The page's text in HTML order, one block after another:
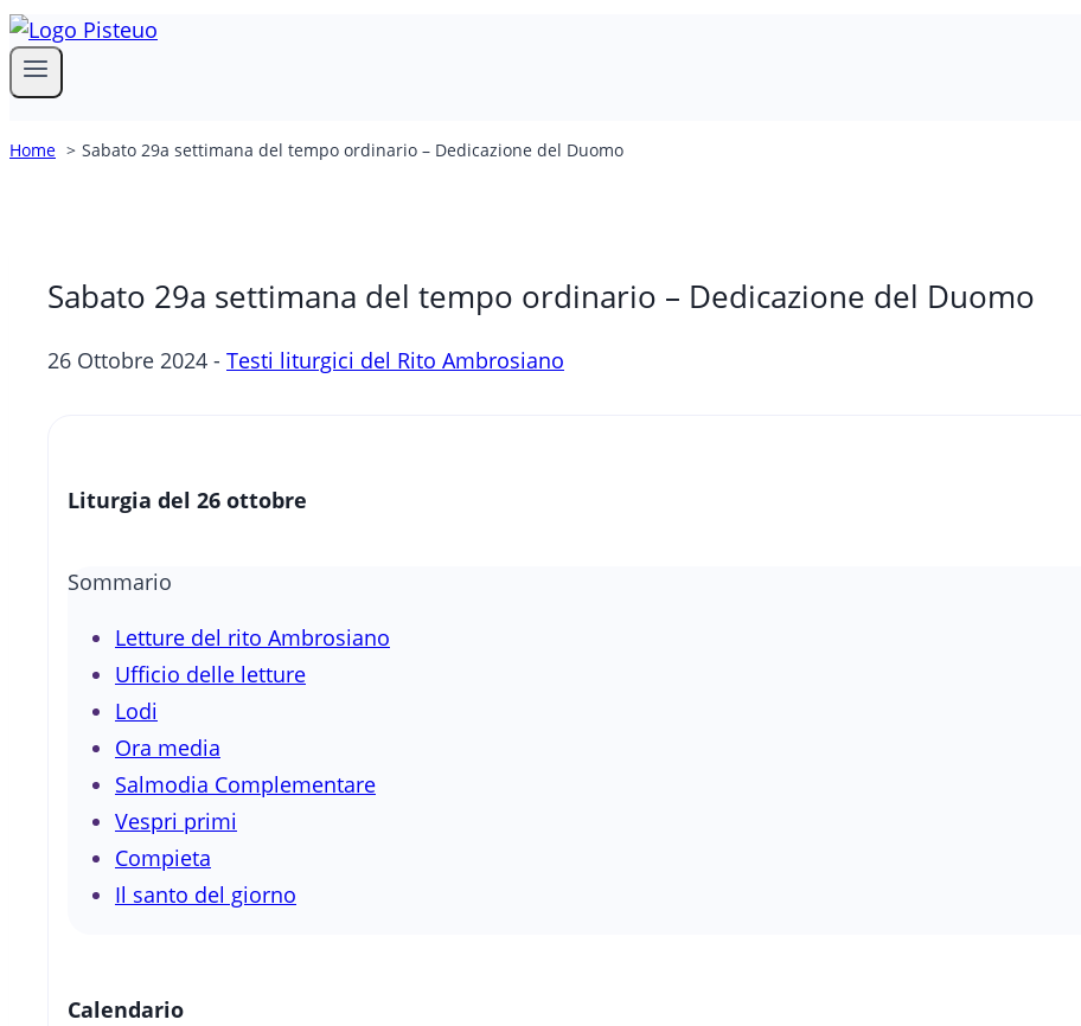
Home Sabato 29a settimana del tempo ordinario – Dedicazione del Duomo
Sabato 29a settimana del tempo ordinario – Dedicazione del Duomo
26 Ottobre 2024 - Testi liturgici del Rito Ambrosiano
Liturgia del 26 ottobre
Sommario
Letture del rito Ambrosiano
Ufficio delle letture
Lodi
Ora media
Salmodia Complementare
Vespri primi
Compieta
Il santo del giorno
Calendario